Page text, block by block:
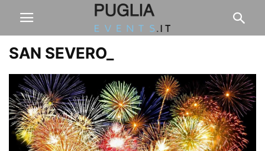
SAN SEVERO_